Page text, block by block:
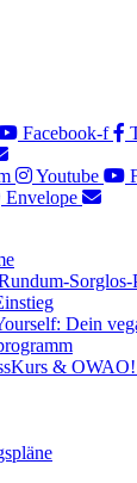
Facebook-f
Youtube
Envelope
Dein
&